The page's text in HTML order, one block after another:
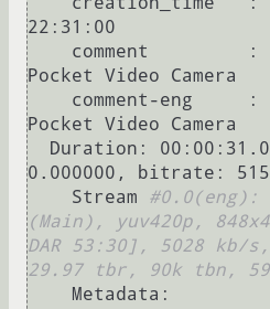
22:31:00
Pocket Video Camera
Pocket Video Camera
0.000000, bitrate:
    Stream
#0.0(eng):
(Main), yuv420p,
DAR 53:30], 5028 kb/
29.97 tbr, 90k tbn,